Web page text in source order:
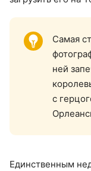
Самая
ней
с
Единственным